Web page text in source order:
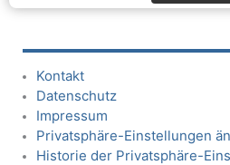
Kontakt
Datenschutz
Impressum
Privatsphäre-Einstellungen
Historie der Privatsphäre-